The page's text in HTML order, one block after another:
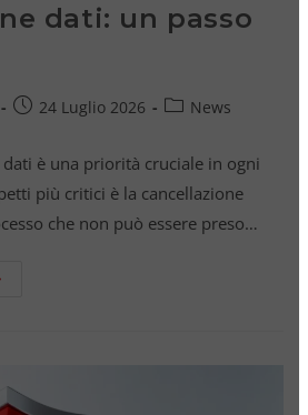
dati: un passo
24 Luglio 2026 News
è una priorità cruciale in ogni
più critici è la cancellazione
che non può essere preso…